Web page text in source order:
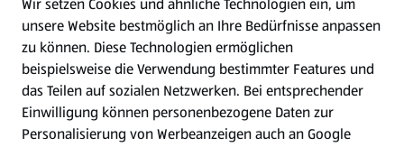
Gewinnspiele
Mein HOFER. Meine Einkäufe.
unsere Website bestmöglich an Ihre Bedürfnisse anpassen
zu können. Diese Technologien ermöglichen
beispielsweise die Verwendung bestimmter Features und
das Teilen auf sozialen Netzwerken. Bei entsprechender
Einwilligung können personenbezogene Daten zur
Personalisierung von Werbeanzeigen auch an Google